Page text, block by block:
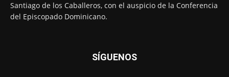
Santiago de los Caballeros, con el auspicio de la Conferencia
del Episcopado Dominicano.
SÍGUENOS